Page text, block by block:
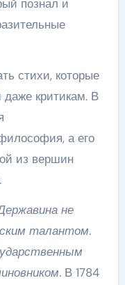
познал и
стихи, которые
критикам. В
а его
из вершин
не
талантом.
В 1784